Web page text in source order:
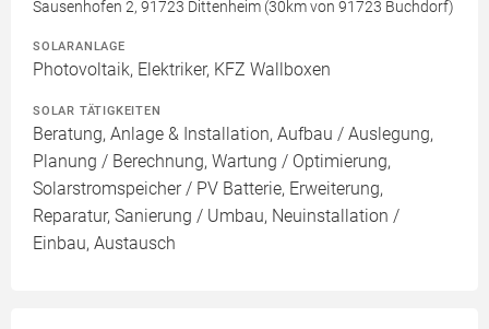
Sausenhofen 2, 91723 Dittenheim (30km von 91723 Buchdorf)
SOLARANLAGE
Photovoltaik, Elektriker, KFZ Wallboxen
SOLAR TÄTIGKEITEN
Beratung, Anlage & Installation, Aufbau / Auslegung,
Planung / Berechnung, Wartung / Optimierung,
Solarstromspeicher / PV Batterie, Erweiterung,
Reparatur, Sanierung / Umbau, Neuinstallation /
Einbau, Austausch